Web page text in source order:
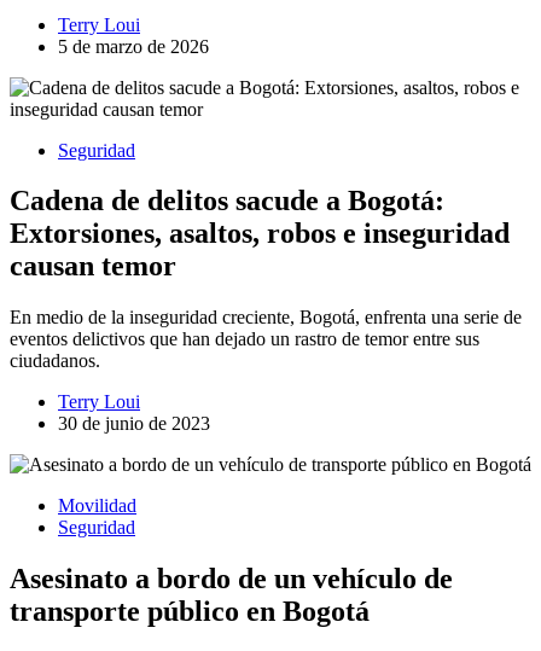
Terry Loui
5 de marzo de 2026
Seguridad
Cadena de delitos sacude a Bogotá:
Extorsiones, asaltos, robos e inseguridad
causan temor
En medio de la inseguridad creciente, Bogotá, enfrenta una serie de
eventos delictivos que han dejado un rastro de temor entre sus
ciudadanos.
Terry Loui
30 de junio de 2023
Movilidad
Seguridad
Asesinato a bordo de un vehículo de
transporte público en Bogotá